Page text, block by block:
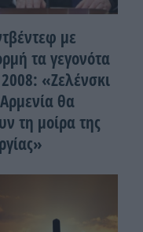
με
τα γεγονότα
«Ζελένσκι
θα
τη μοίρα της